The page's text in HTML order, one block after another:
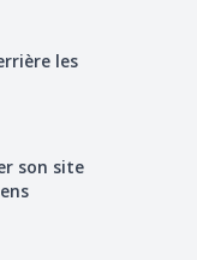
les
son site